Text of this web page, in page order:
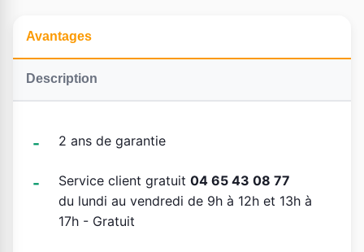
Avantages
Description
2 ans de garantie
Service client gratuit 04 65 43 08 77
du lundi au vendredi de 9h à 12h et 13h à
17h - Gratuit